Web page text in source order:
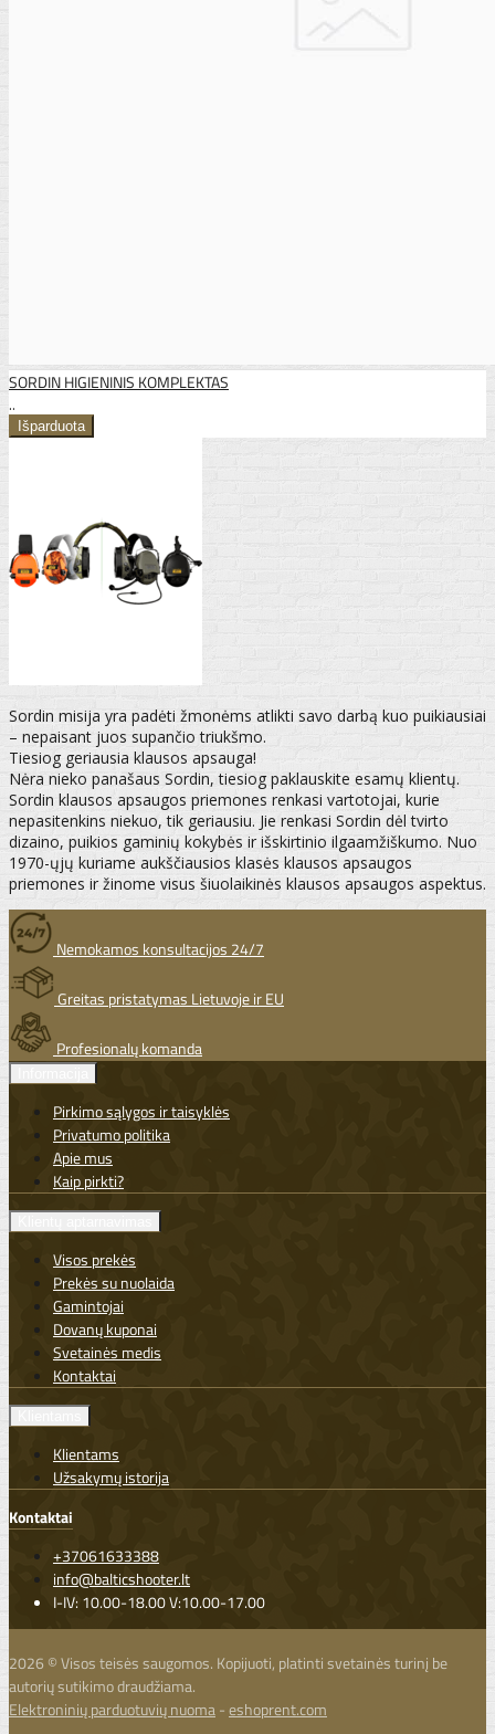
SORDIN HIGIENINIS KOMPLEKTAS
..
Sordin misija yra padėti žmonėms atlikti savo darbą kuo puikiausiai
– nepaisant juos supančio triukšmo.
Tiesiog geriausia klausos apsauga!
Nėra nieko panašaus Sordin, tiesiog paklauskite esamų klientų.
Sordin klausos apsaugos priemones renkasi vartotojai, kurie
nepasitenkins niekuo, tik geriausiu. Jie renkasi Sordin dėl tvirto
dizaino, puikios gaminių kokybės ir išskirtinio ilgaamžiškumo. Nuo
1970-ųjų kuriame aukščiausios klasės klausos apsaugos
priemones ir žinome visus šiuolaikinės klausos apsaugos aspektus.
Nemokamos konsultacijos 24/7
Greitas pristatymas Lietuvoje ir EU
Profesionalų komanda
Pirkimo sąlygos ir taisyklės
Privatumo politika
Apie mus
Kaip pirkti?
Visos prekės
Prekės su nuolaida
Gamintojai
Dovanų kuponai
Svetainės medis
Kontaktai
Klientams
Užsakymų istorija
Kontaktai
+37061633388
info@balticshooter.lt
I-IV: 10.00-18.00 V:10.00-17.00
2026 © Visos teisės saugomos. Kopijuoti, platinti svetainės turinį be
autorių sutikimo draudžiama.
Elektroninių parduotuvių nuoma-eshoprent.com